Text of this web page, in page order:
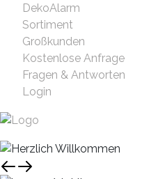
DekoAlarm
Sortiment
Großkunden
Kostenlose Anfrage
Fragen & Antworten
Login